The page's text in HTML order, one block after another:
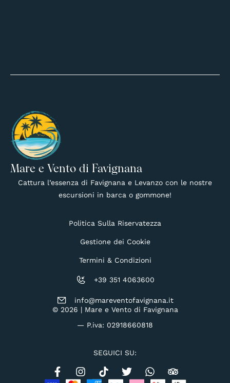
Mare e Vento di Favignana
Cattura l’essenza di Favignana e Levanzo con le nostre
escursioni in barca o gommone!
+39 351 4063600
info@mareventofavignana.it
© 2026 | Mare e Vento di Favignana
— P.iva: 02918660818
Politica Sulla Riservatezza
Gestione dei Cookie
Termini & Condizioni
SEGUICI SU: